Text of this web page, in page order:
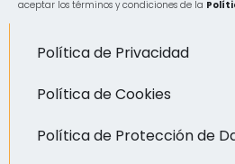
aceptar los términos y condiciones de la
Política de Privacidad
Política de Cookies
Política de Protección de